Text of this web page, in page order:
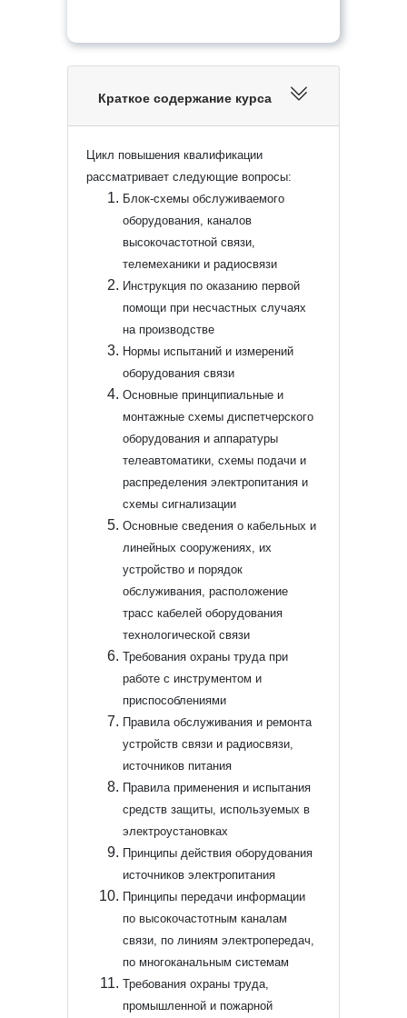
Краткое содержание курса
Цикл повышения квалификации
рассматривает следующие вопросы:
Блок-схемы обслуживаемого
оборудования, каналов
высокочастотной связи,
телемеханики и радиосвязи
Инструкция по оказанию первой
помощи при несчастных случаях
на производстве
Нормы испытаний и измерений
оборудования связи
Основные принципиальные и
монтажные схемы диспетчерского
оборудования и аппаратуры
телеавтоматики, схемы подачи и
распределения электропитания и
схемы сигнализации
Основные сведения о кабельных и
линейных сооружениях, их
устройство и порядок
обслуживания, расположение
трасс кабелей оборудования
технологической связи
Требования охраны труда при
работе с инструментом и
приспособлениями
Правила обслуживания и ремонта
устройств связи и радиосвязи,
источников питания
Правила применения и испытания
средств защиты, используемых в
электроустановках
Принципы действия оборудования
источников электропитания
Принципы передачи информации
по высокочастотным каналам
связи, по линиям электропередач,
по многоканальным системам
Требования охраны труда,
промышленной и пожарной